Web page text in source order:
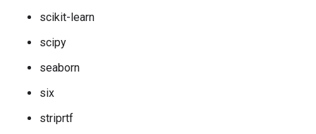
scikit-learn
scipy
seaborn
six
striprtf